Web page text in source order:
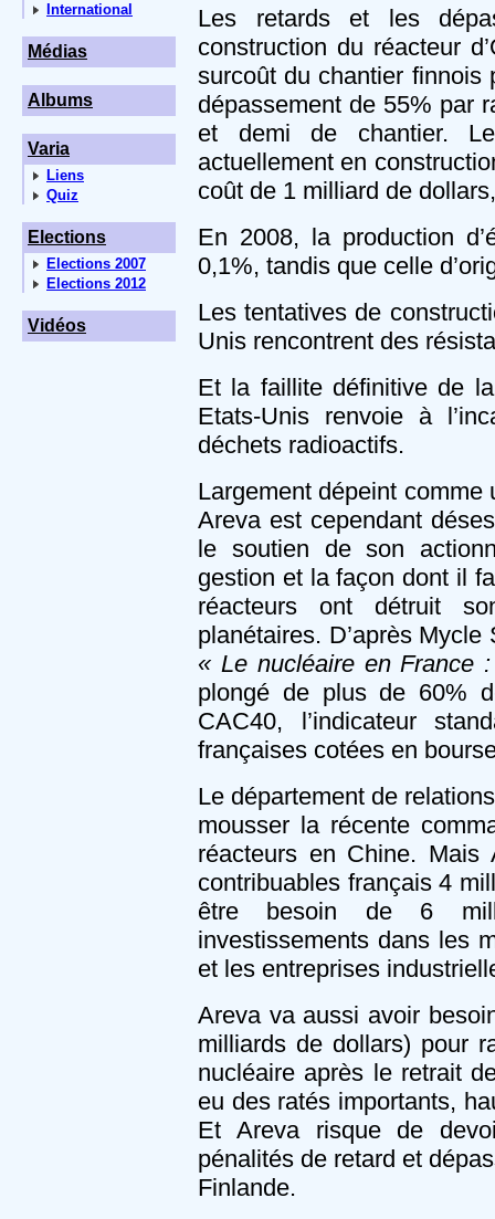
International
Médias
Albums
Varia
Liens
Quiz
Elections
Elections 2007
Elections 2012
Vidéos
Les retards et les
construction du réacteur
surcoût du chantier finnois
dépassement de 55% par
et demi de chantier.
actuellement en
coût de 1 milliard de
En 2008, la production
0,1%, tandis que celle
Les tentatives de
Unis rencontrent des
Et la faillite définitive de
Etats-Unis renvoie à
déchets radioactifs.
Largement dépeint
Areva est cependant
le soutien de son
gestion et la façon dont il
réacteurs ont détruit
planétaires. D’après Mycle
« Le nucléaire en France
plongé de plus de 60%
CAC40, l’indicateur
françaises cotées en
Le département de
mousser la récente
réacteurs en Chine. Mais
contribuables français 4
être besoin de 6
investissements dans les
et les entreprises
Areva va aussi avoir
milliards de dollars) pour
nucléaire après le retrait
eu des ratés importants,
Et Areva risque de
pénalités de retard et
Finlande.